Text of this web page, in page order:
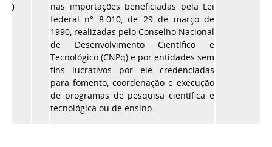
)
nas importações beneficiadas pela Lei
federal n° 8.010, de 29 de março de
1990, realizadas pelo Conselho Nacional
de Desenvolvimento Científico e
Tecnológico (CNPq) e por entidades sem
fins lucrativos por ele credenciadas
para fomento, coordenação e execução
de programas de pesquisa científica e
tecnológica ou de ensino.